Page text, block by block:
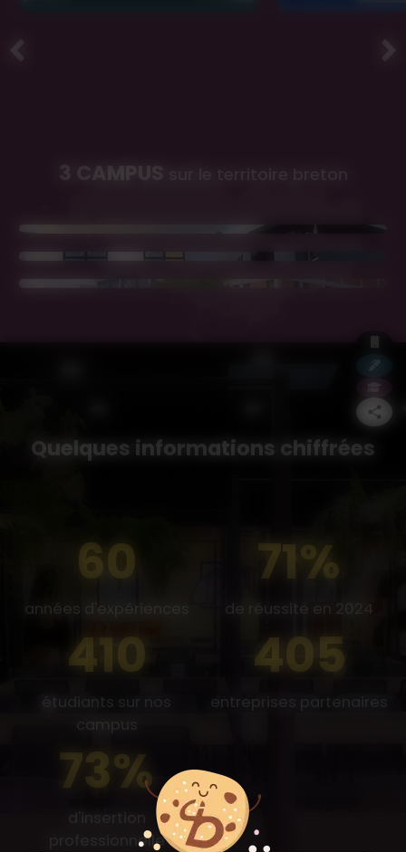
3 CAMPUS sur le territoire breton
Quelques informations chiffrées
72
années d'expériences
87%
de réussite en 2024
500
étudiants sur nos
campus
500
entreprises partenaires
90%
d'insertion
professionnelle